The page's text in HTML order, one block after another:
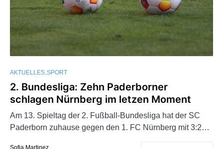
AKTUELLES SPORT
2. Bundesliga: Zehn Paderborner
schlagen Nürnberg im letzen Moment
Am 13. Spieltag der 2. Fußball-Bundesliga hat der SC
Paderborn zuhause gegen den 1. FC Nürnberg mit 3:2…
Sofia Martinez